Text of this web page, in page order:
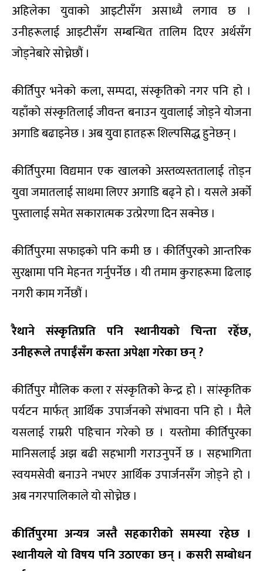
अहिलेका युवाको आइटीसँग असाध्यै लगाव छ ।
उनीहरूलाई आइटीसँग सम्बन्धित तालिम दिएर अर्थसँग
जोड्नेबारे सोच्नेछौं ।
कीर्तिपुर भनेको कला, सम्पदा, संस्कृतिको नगर पनि हो ।
यहाँको संस्कृतिलाई जीवन्त बनाउन युवालाई जोड्ने योजना
अगाडि बढाइनेछ । अब युवा हातहरू शिल्पसिद्ध हुनेछन् ।
कीर्तिपुरमा विद्यमान एक खालको अस्तव्यस्ततालाई तोड्न
युवा जमातलाई साथमा लिएर अगाडि बढ्ने हो । यसले अर्को
पुस्तालाई समेत सकारात्मक उत्प्रेरणा दिन सक्नेछ ।
कीर्तिपुरमा सफाइको पनि कमी छ । कीर्तिपुरको आन्तरिक
सुरक्षामा पनि मेहनत गर्नुपर्नेछ । यी तमाम कुराहरूमा ढिलाइ
नगरी काम गर्नेछौं ।
रैथाने संस्कृतिप्रति पनि स्थानीयको चिन्ता रहेँछ,
उनीहरूले तपाईँसँग कस्ता अपेक्षा गरेका छन् ?
कीर्तिपुर मौलिक कला र संस्कृतिको केन्द्र हो । सांस्कृतिक
पर्यटन मार्फत् आर्थिक उपार्जनको संभावना पनि हो । मैले
यसलाई राम्ररी पहिचान गरेको छ । यस्तोमा कीर्तिपुरका
मानिसलाई अझ बढी सहभागी गराउनुपर्ने छ । सहभागिता
स्वयमसेवी बनाउने नभएर आर्थिक उपार्जनसँग जोड्ने हो ।
अब नगरपालिकाले यो सोच्नेछ ।
कीर्तिपुरमा अन्यत्र जस्तै सहकारीको समस्या रहेछ ।
स्थानीयले यो विषय पनि उठाएका छन् । कसरी सम्बोधन